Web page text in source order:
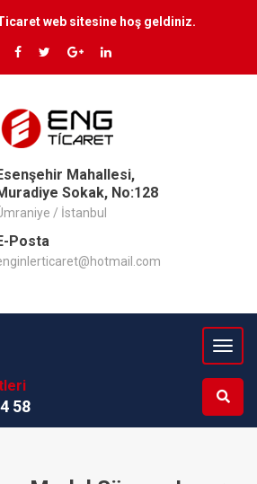
Ticaret web sitesine hoş geldiniz.
Mahallesi,
Sokak, No:128
/ İstanbul
Posta
58